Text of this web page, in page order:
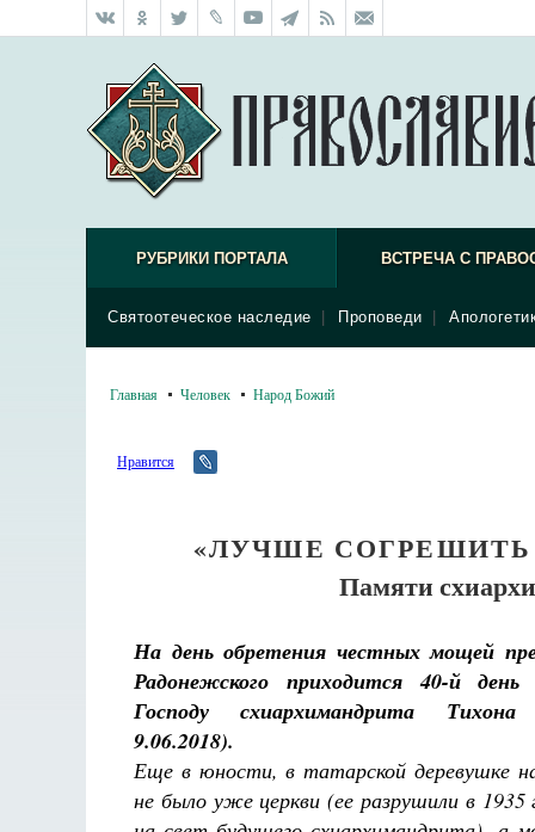
РУБРИКИ ПОРТАЛА ВСТРЕЧА С
Святоотеческое наследие Проповеди
Главная Человек Народ Божий
Нравится
«ЛУЧШЕ
Памяти
На день обретения честных мощей
Радонежского приходится 40-й день
Господу схиархимандрита
9.06.2018).
Еще в юности, в татарской деревушке
не было уже церкви (ее разрушили в 1935